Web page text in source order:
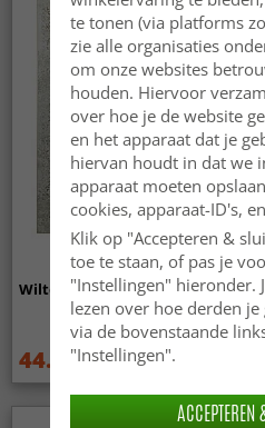
Wilton - Mateur (beige)
44.99 € 59.99 €
te tonen (via platforms
zie alle organisaties
om onze websites
houden. Hiervoor
over hoe je de website
en het apparaat dat je
hiervan houdt in dat we
apparaat moeten
cookies, apparaat-ID's,
Klik op "Accepteren &
toe te staan, of pas je
"Instellingen" hieronder.
lezen over hoe derden
via de bovenstaande
"Instellingen".
ACCEPTEREN